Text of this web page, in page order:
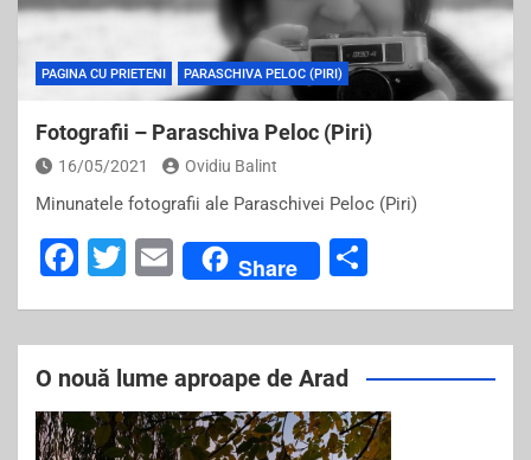
PAGINA CU PRIETENI PARASCHIVA PELOC (PIRI)
Fotografii – Paraschiva Peloc (Piri)
16/05/2021 Ovidiu Balint
Minunatele fotografii ale Paraschivei Peloc (Piri)
F
c
e
b
o
T
tt
er
E
m
ai
l
Share
ar
e
O nouă lume aproape de Arad